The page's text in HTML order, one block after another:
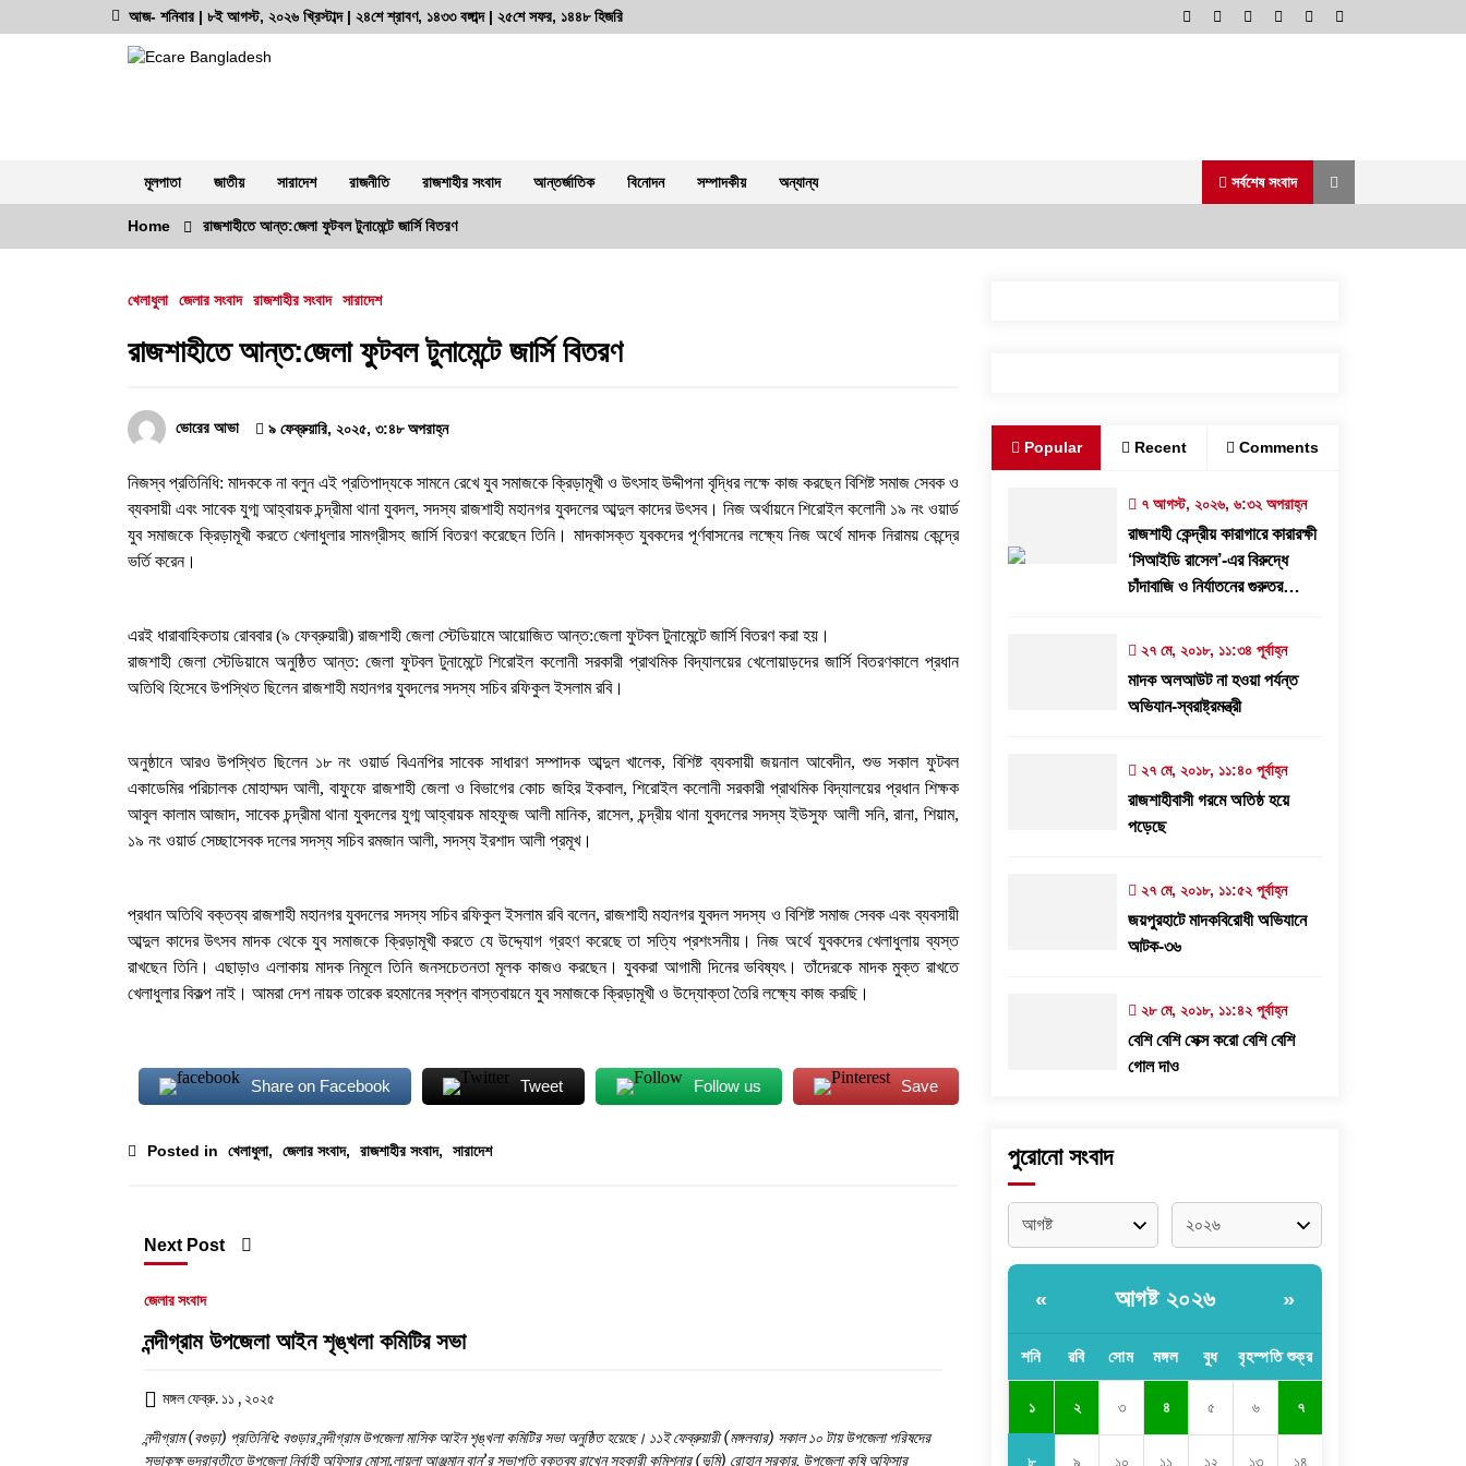
to
আজ- শনিবার | ৮ই আগস্ট, ২০২৬ খ্রিস্টাব্দ | ২৪শে শ্রাবণ, ১৪৩৩ বঙ্গাব্দ | ২৫শে সফর, ১৪৪৮ হিজরি
মূলপাতা জাতীয় সারাদেশ রাজনীতি রাজশাহীর সংবাদ আন্তর্জাতিক বিনোদন সম্পাদকীয় অন্যান্য সর্বশেষ সংবাদ
সর্বশেষ সংবাদ
রাজশাহী কেন্দ্রীয় কারাগারে কারারক্ষী ‘সিআইডি
রাসেল’-এর বিরুদ্ধে চাঁদাবাজি ও নির্যাতনের
গুরুতর অভিযোগ
কারবারির প্রকাশ্যে চলাফেরা, জনমনে ক্ষোভ
১ আগস্ট, ২০২৬, ৯:৫০ অপরাহ্ন
হয়রানির অভিযোগ
১ আগস্ট, ২০২৬, ৯:৩৪ অপরাহ্ন
রাজশাহীতে সাংবাদিক সম্রাটকে কুপিয়ে জখম,
অবস্থা আশঙ্কাজনক
৩১ জুলাই, ২০২৬, ৯:৫৪ পূর্বাহ্ন
গোদাগাড়ীতে যাত্রী ছাউনি ও বাস বেসহ ৫
নগর যুবদলের নতুন যুগ্ম আহ্বায়ক ইঞ্জি.
২৯ জুলাই, ২০২৬, ১২:২১ অপরাহ্ন
বরেন্দ্র প্রেস ক্লাব সভাপতিকে ছুরিকাঘাতে
হত্যাচেষ্টা: আসামী সুরুজ আলী কারাগারে
প্রধানমন্ত্রীর কাছে নিরাপত্তা চাওয়ার পরদিনই
‘প্রযুক্তির সঙ্গে তাল মিলিয়ে সাংবাদিকদের
এগিয়ে যেতে হবে’- পিআইবির মহাপরিচালক
Home রাজশাহীতে আন্ত:জেলা ফুটবল টুনামেন্টে জার্সি বিতরণ
খেলাধুলা জেলার সংবাদ রাজশাহীর সংবাদ সারাদেশ
রাজশাহীতে আন্ত:জেলা ফুটবল টুনামেন্টে জার্সি বিতরণ
ভোরের আভা ৯ ফেব্রুয়ারি, ২০২৫, ৩:৪৮ অপরাহ্ন
নিজস্ব প্রতিনিধি: মাদককে না বলুন এই প্রতিপাদ্যকে সামনে রেখে যুব সমাজকে ক্রিড়ামূখী ও উৎসাহ উদ্দীপনা বৃদ্ধির লক্ষে কাজ করছেন বিশিষ্ট সমাজ সেবক ও
ব্যবসায়ী এবং সাবেক যুগ্ম আহ্বায়ক চন্দ্রীমা থানা যুবদল, সদস্য রাজশাহী মহানগর যুবদলের আব্দুল কাদের উৎসব। নিজ অর্থায়নে শিরোইল কলোনী ১৯ নং ওয়ার্ড
যুব সমাজকে ক্রিড়ামূখী করতে খেলাধুলার সামগ্রীসহ জার্সি বিতরণ করেছেন তিনি। মাদকাসক্ত যুবকদের পূর্ণবাসনের লক্ষ্যে নিজ অর্থে মাদক নিরাময় কেন্দ্রে
ভর্তি করেন।
এরই ধারাবাহিকতায় রোববার (৯ ফেব্রুয়ারী) রাজশাহী জেলা স্টেডিয়ামে আয়োজিত আন্ত:জেলা ফুটবল টুনামেন্টে জার্সি বিতরণ করা হয়।
রাজশাহী জেলা স্টেডিয়ামে অনুষ্ঠিত আন্ত: জেলা ফুটবল টুনামেন্টে শিরোইল কলোনী সরকারী প্রাথমিক বিদ্যালয়ের খেলোয়াড়দের জার্সি বিতরণকালে প্রধান
অতিথি হিসেবে উপস্থিত ছিলেন রাজশাহী মহানগর যুবদলের সদস্য সচিব রফিকুল ইসলাম রবি।
অনুষ্ঠানে আরও উপস্থিত ছিলেন ১৮ নং ওয়ার্ড বিএনপির সাবেক সাধারণ সম্পাদক আব্দুল খালেক, বিশিষ্ট ব্যবসায়ী জয়নাল আবেদীন, শুভ সকাল ফুটবল
একাডেমির পরিচালক মোহাম্মদ আলী, বাফুফে রাজশাহী জেলা ও বিভাগের কোচ জহির ইকবাল, শিরোইল কলোনী সরকারী প্রাথমিক বিদ্যালয়ের প্রধান শিক্ষক
আবুল কালাম আজাদ, সাবেক চন্দ্রীমা থানা যুবদলের যুগ্ম আহ্বায়ক মাহফুজ আলী মানিক, রাসেল, চন্দ্রীয় থানা যুবদলের সদস্য ইউসুফ আলী সনি, রানা, শিয়াম,
১৯ নং ওয়ার্ড সেচ্ছাসেবক দলের সদস্য সচিব রমজান আলী, সদস্য ইরশাদ আলী প্রমূখ।
প্রধান অতিথি বক্তব্য রাজশাহী মহানগর যুবদলের সদস্য সচিব রফিকুল ইসলাম রবি বলেন, রাজশাহী মহানগর যুবদল সদস্য ও বিশিষ্ট সমাজ সেবক এবং ব্যবসায়ী
আব্দুল কাদের উৎসব মাদক থেকে যুব সমাজকে ক্রিড়ামূখী করতে যে উদ্দ্যোগ গ্রহণ করেছে তা সত্যি প্রশংসনীয়। নিজ অর্থে যুবকদের খেলাধুলায় ব্যস্ত
রাখছেন তিনি। এছাড়াও এলাকায় মাদক নিমূলে তিনি জনসচেতনতা মূলক কাজও করছেন। যুবকরা আগামী দিনের ভবিষ্যৎ। তাঁদেরকে মাদক মুক্ত রাখতে
খেলাধুলার বিকল্প নাই। আমরা দেশ নায়ক তারেক রহমানের স্বপ্ন বাস্তবায়নে যুব সমাজকে ক্রিড়ামূখী ও উদ্যোক্তা তৈরি লক্ষ্যে কাজ করছি।
Share on Facebook Tweet Follow us Save
Posted in খেলাধুলা, জেলার সংবাদ, রাজশাহীর সংবাদ, সারাদেশ
Next Post
জেলার সংবাদ
নন্দীগ্রাম উপজেলা আইন শৃঙ্খলা কমিটির সভা
মঙ্গল ফেব্রু. ১১ , ২০২৫
নন্দীগ্রাম (বগুড়া) প্রতিনিধি: বগুড়ার নন্দীগ্রাম উপজেলা মাসিক আইন শৃঙ্খলা কমিটির সভা অনুষ্ঠিত হয়েছে। ১১ই ফেব্রুয়ারী (মঙ্গলবার) সকাল ১০ টায় উপজেলা পরিষদের
সভাকক্ষ ভদ্রাবতীতে উপজেলা নির্বাহী অফিসার মোসা.লায়লা আঞ্জুমান বানু’র সভাপতি বক্তব্য রাখেন সহকারী কমিশনার (ভূমি) রোহান সরকার, উপজেলা কৃষি অফিসার
Popular Recent Comments
৭ আগস্ট, ২০২৬, ৬:৩২ অপরাহ্ন
রাজশাহী কেন্দ্রীয় কারাগারে কারারক্ষী
‘সিআইডি রাসেল’-এর বিরুদ্ধে
চাঁদাবাজি ও নির্যাতনের গুরুতর
২৭ মে, ২০১৮, ১১:৩৪ পূর্বাহ্ন
মাদক অলআউট না হওয়া পর্যন্ত
অভিযান-স্বরাষ্ট্রমন্ত্রী
২৭ মে, ২০১৮, ১১:৪০ পূর্বাহ্ন
রাজশাহীবাসী গরমে অতিষ্ঠ হয়ে
পড়েছে
২৭ মে, ২০১৮, ১১:৫২ পূর্বাহ্ন
জয়পুরহাটে মাদকবিরোধী অভিযানে
আটক-৩৬
২৮ মে, ২০১৮, ১১:৪২ পূর্বাহ্ন
বেশি বেশি সেক্স করো বেশি বেশি
গোল দাও
পুরোনো সংবাদ
« আগষ্ট ২০২৬ »
শনি রবি সোম মঙ্গল বুধ বৃহস্পতি শুক্র
১ ২ ৩ ৪ ৫ ৬ ৭
৮ ৯ ১০ ১১ ১২ ১৩ ১৪